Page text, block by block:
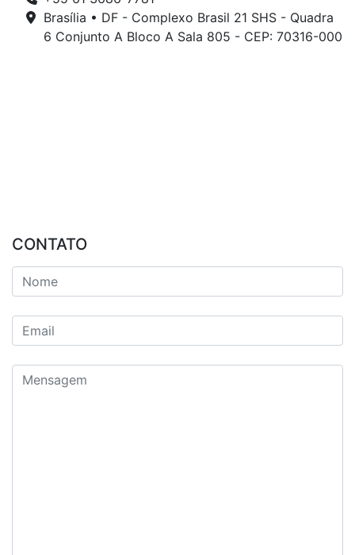
Brasília • DF - Complexo Brasil 21 SHS - Quadra
6 Conjunto A Bloco A Sala 805 - CEP: 70316-000
CONTATO